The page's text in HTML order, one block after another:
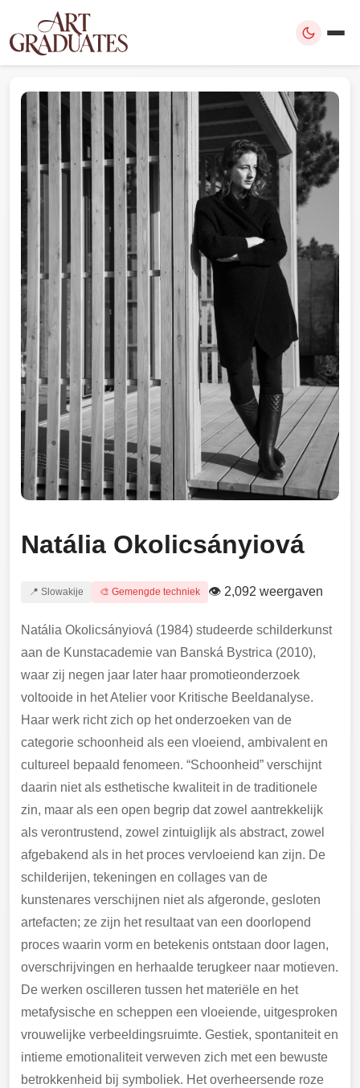
Natália Okolicsányiová
📍 Slowakije 🎨 Gemengde techniek 👁 2,092 weergaven
Natália Okolicsányiová (1984) studeerde schilderkunst
aan de Kunstacademie van Banská Bystrica (2010),
waar zij negen jaar later haar promotieonderzoek
voltooide in het Atelier voor Kritische Beeldanalyse.
Haar werk richt zich op het onderzoeken van de
categorie schoonheid als een vloeiend, ambivalent en
cultureel bepaald fenomeen. “Schoonheid” verschijnt
daarin niet als esthetische kwaliteit in de traditionele
zin, maar als een open begrip dat zowel aantrekkelijk
als verontrustend, zowel zintuiglijk als abstract, zowel
afgebakend als in het proces vervloeiend kan zijn. De
schilderijen, tekeningen en collages van de
kunstenares verschijnen niet als afgeronde, gesloten
artefacten; ze zijn het resultaat van een doorlopend
proces waarin vorm en betekenis ontstaan door lagen,
overschrijvingen en herhaalde terugkeer naar motieven.
De werken oscilleren tussen het materiële en het
metafysische en scheppen een vloeiende, uitgesproken
vrouwelijke verbeeldingsruimte. Gestiek, spontaniteit en
intieme emotionaliteit verweven zich met een bewuste
betrokkenheid bij symboliek. Het overheersende roze